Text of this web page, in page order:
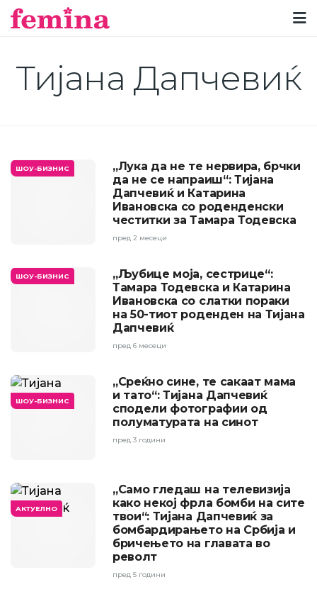
Тијана Дапчевиќ
ШОУ-БИЗНИС
„Лука да не те нервира, брчки
да не се напраиш“: Тијана
Дапчевиќ и Катарина
Ивановска со роденденски
честитки за Тамара Тодевска
пред 2 месеци
ШОУ-БИЗНИС
„Љубице моја, сестрице“:
Тамара Тодевска и Катарина
Ивановска со слатки пораки
на 50-тиот роденден на Тијана
Дапчевиќ
пред 6 месеци
ШОУ-БИЗНИС
„Среќно сине, те сакаат мама
и тато“: Тијана Дапчевиќ
сподели фотографии од
полуматурата на синот
пред 3 години
АКТУЕЛНО
„Само гледаш на телевизија
како некој фрла бомби на сите
твои“: Тијана Дапчевиќ за
бомбардирањето на Србија и
бричењето на главата во
револт
пред 5 години